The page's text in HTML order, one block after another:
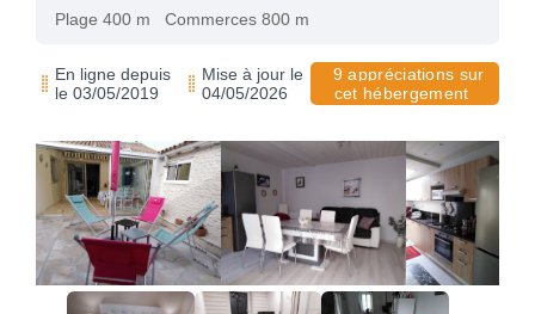
Plage 400 m
Commerces 800 m
En ligne depuis
le 03/05/2019
Mise à jour le
04/05/2026
9 appréciations sur
cet hébergement